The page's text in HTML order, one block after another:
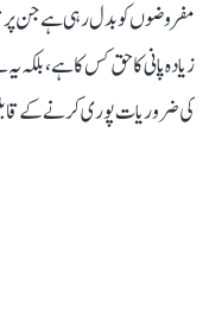
مفروضوں کو بدل رہی ہے جن پر
زیادہ پانی کا حق کس کا ہے، بلکہ
کی ضروریات پوری کرنے کے